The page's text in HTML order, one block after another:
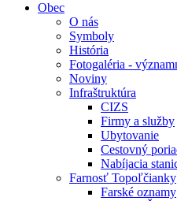
Obec
O nás
Symboly
História
Fotogaléria -
Noviny
Infraštruktúra
CIZS
Firmy a služby
Ubytovanie
Cestovný
Nabíjacia
Farnosť Topoľčianky
Farské oznamy